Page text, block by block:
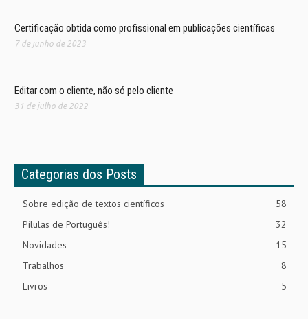
Certificação obtida como profissional em publicações científicas
7 de junho de 2023
Editar com o cliente, não só pelo cliente
31 de julho de 2022
Categorias dos Posts
Sobre edição de textos científicos
58
Pílulas de Português!
32
Novidades
15
Trabalhos
8
Livros
5